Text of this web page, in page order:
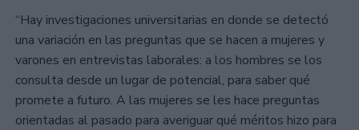
“Hay investigaciones universitarias en donde se detectó
una variación en las preguntas que se hacen a mujeres y
varones en entrevistas laborales: a los hombres se los
consulta desde un lugar de potencial, para saber qué
promete a futuro. A las mujeres se les hace preguntas
orientadas al pasado para averiguar qué méritos hizo para